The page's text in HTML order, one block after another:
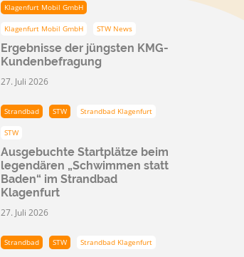
Klagenfurt Mobil GmbH
Klagenfurt Mobil GmbH STW News
Ergebnisse der jüngsten KMG-
Kundenbefragung
27. Juli 2026
Strandbad STW Strandbad Klagenfurt
STW
Ausgebuchte Startplätze beim
legendären „Schwimmen statt
Baden“ im Strandbad
Klagenfurt
27. Juli 2026
Strandbad STW Strandbad Klagenfurt